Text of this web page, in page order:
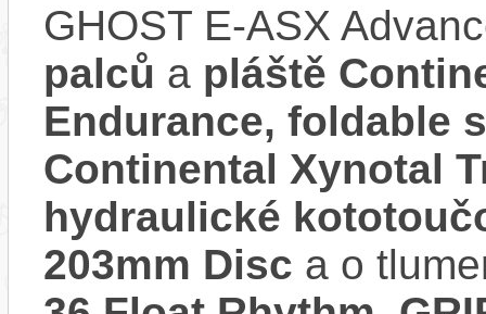
GHOST E-ASX
palců a pláště
Endurance, foldable
Continental Xynotal
hydraulické
203mm Disc a o